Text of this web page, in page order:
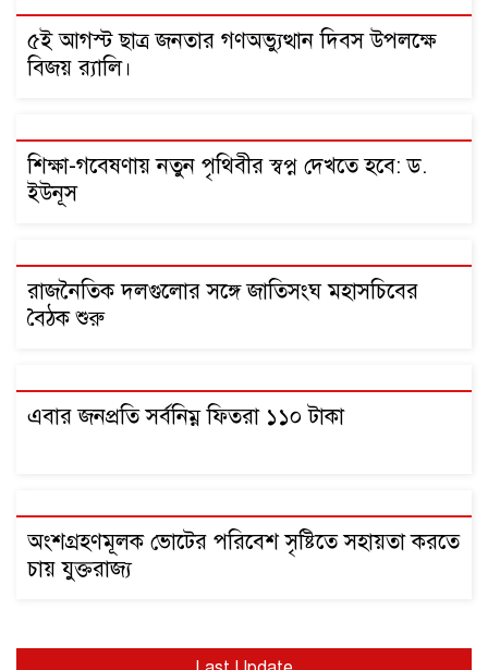
৫ই আগস্ট ছাত্র জনতার গণঅভ্যুত্থান দিবস উপলক্ষে
বিজয় র‍্যালি।
শিক্ষা-গবেষণায় নতুন পৃথিবীর স্বপ্ন দেখতে হবে: ড.
ইউনূস
রাজনৈতিক দলগুলোর সঙ্গে জাতিসংঘ মহাসচিবের
বৈঠক শুরু
এবার জনপ্রতি সর্বনিম্ন ফিতরা ১১০ টাকা
অংশগ্রহণমূলক ভোটের পরিবেশ সৃষ্টিতে সহায়তা করতে
চায় যুক্তরাজ্য